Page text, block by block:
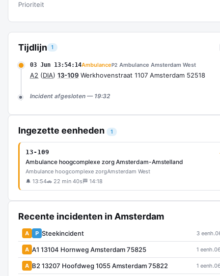
Tijdlijn 1
03 Jun 13:54:14AmbulanceP2 Ambulance Amsterdam West
A2 (DIA) 13-109 Werkhovenstraat 1107 Amsterdam 52518
Incident afgesloten — 19:32
Ingezette eenheden 1
13-109
Ambulance hoogcomplexe zorg Amsterdam-Amstelland
Ambulance hoogcomplexe zorgAmsterdam West
🔔 13:54🚗 22 min 40s 🏁 14:18
Recente incidenten in Amsterdam
A P Steekincident 3 eenh.
A A1 13104 Hornweg Amsterdam 75825 1 eenh.
A B2 13207 Hoofdweg 1055 Amsterdam 75822 1 eenh.
Prioriteit